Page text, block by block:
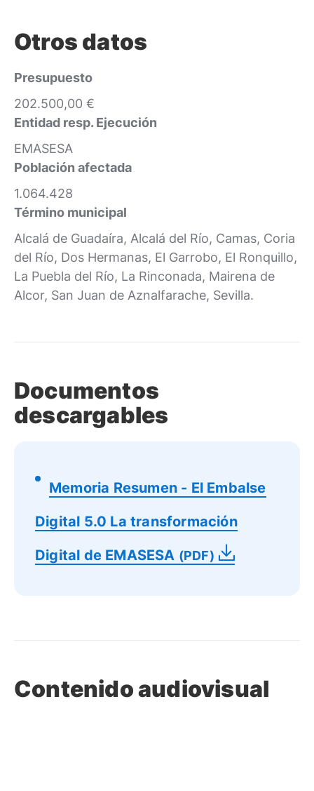
Otros datos
Presupuesto
202.500,00 €
Entidad resp. Ejecución
EMASESA
Población afectada
1.064.428
Término municipal
Alcalá de Guadaíra, Alcalá del Río, Camas, Coria
del Río, Dos Hermanas, El Garrobo, El Ronquillo,
La Puebla del Río, La Rinconada, Mairena de
Alcor, San Juan de Aznalfarache, Sevilla.
Documentos
descargables
Memoria Resumen - El Embalse
Digital 5.0 La transformación
Digital de EMASESA (PDF)
Contenido audiovisual